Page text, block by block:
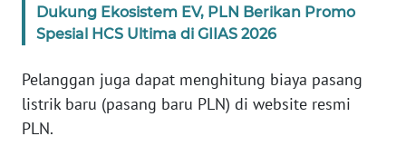
Dukung Ekosistem EV, PLN Berikan Promo
Spesial HCS Ultima di GIIAS 2026
Pelanggan juga dapat menghitung biaya pasang
listrik baru (pasang baru PLN) di website resmi
PLN.
WN
WN
KEPRI